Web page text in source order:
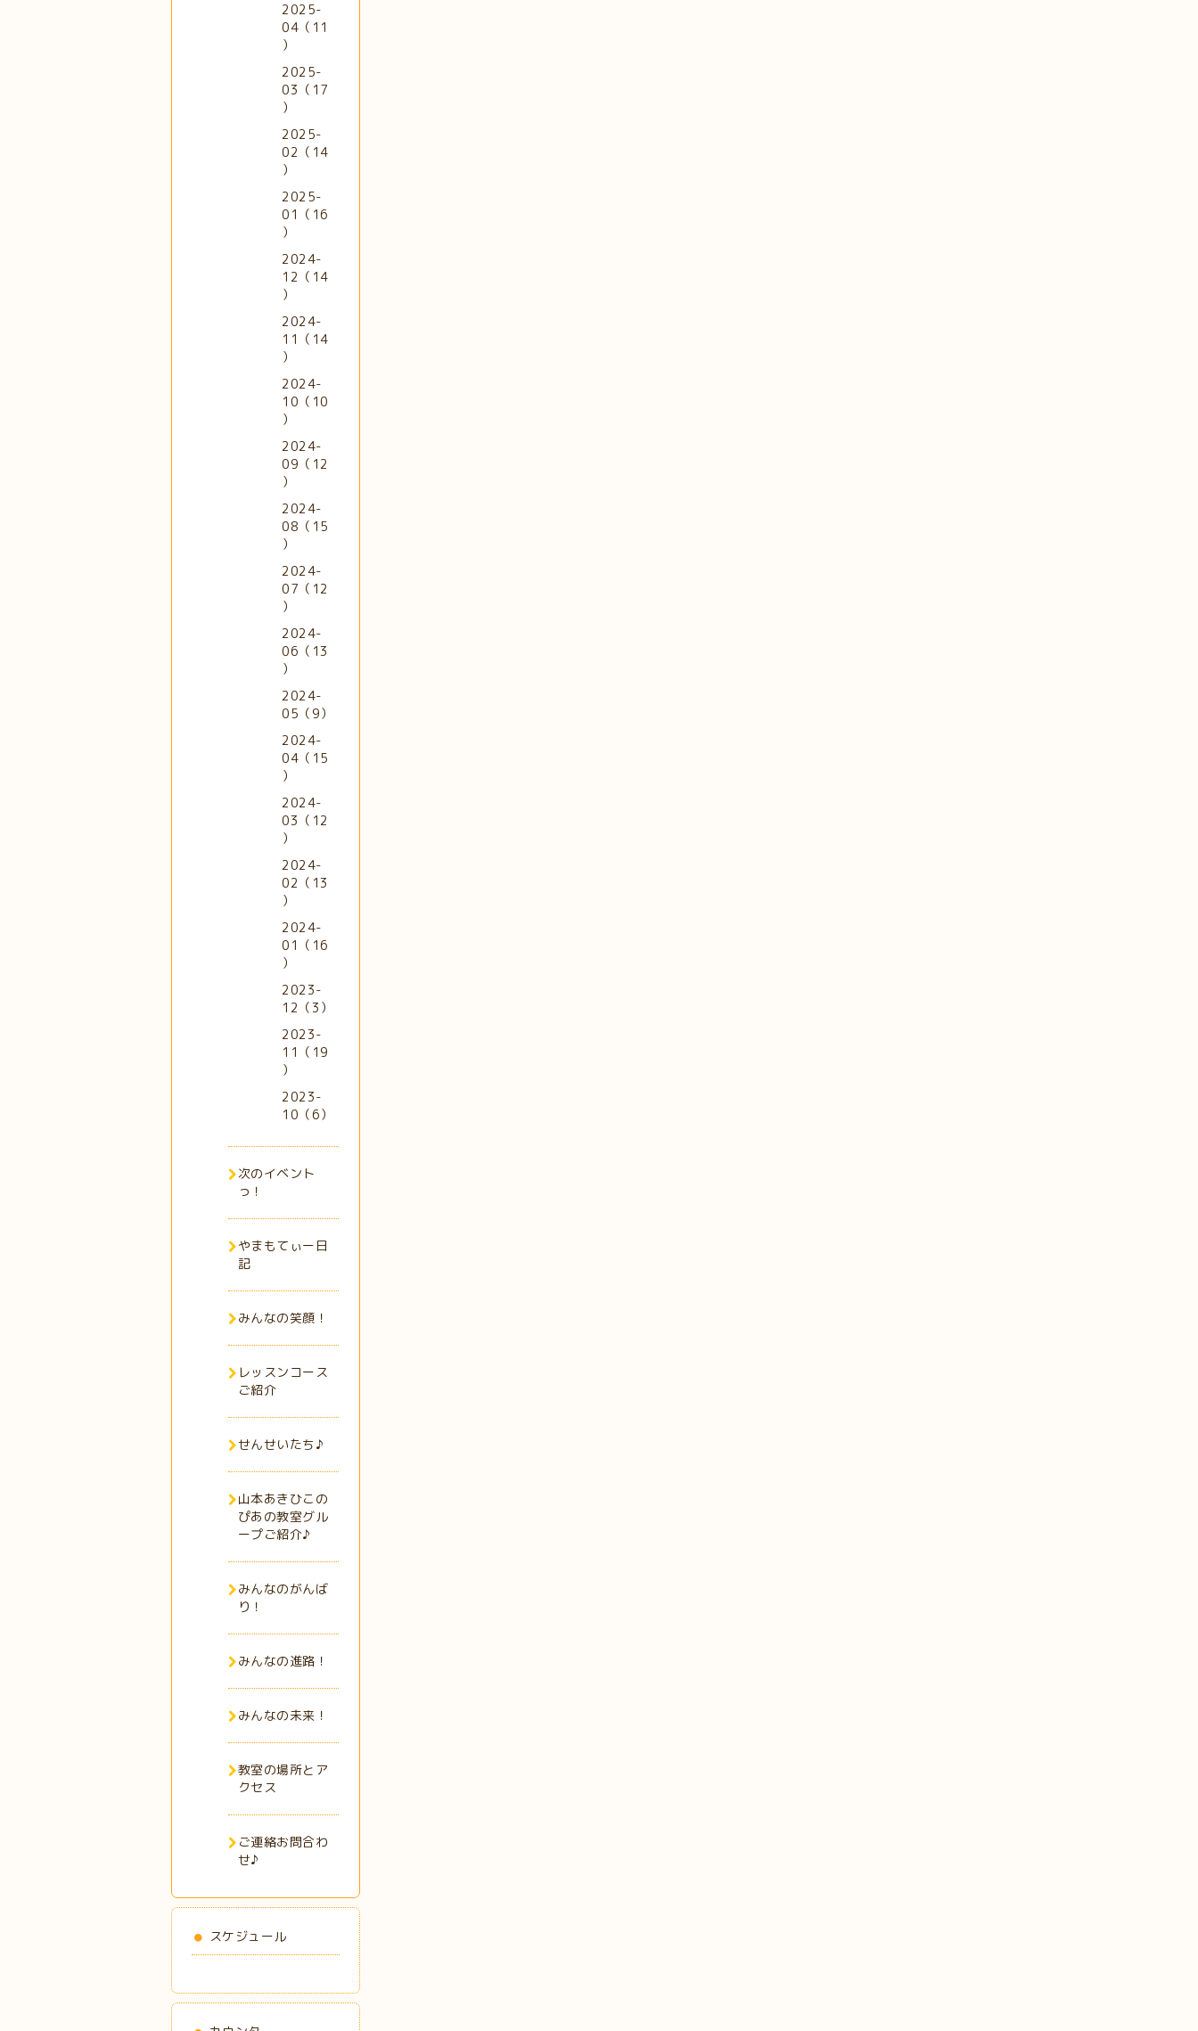
2025-
04（11
）
2025-
03（17
）
2025-
02（14
）
2025-
01（16
）
2024-
12（14
）
2024-
11（14
）
2024-
10（10
）
2024-
09（12
）
2024-
08（15
）
2024-
07（12
）
2024-
06（13
）
2024-
05（9）
2024-
04（15
）
2024-
03（12
）
2024-
02（13
）
2024-
01（16
）
2023-
12（3）
2023-
11（19
）
2023-
10（6）
次のイベント
っ！
やまもてぃー日
記
みんなの笑顔！
レッスンコース
ご紹介
せんせいたち♪
山本あきひこの
ぴあの教室グル
ープご紹介♪
みんなのがんば
り！
みんなの進路！
みんなの未来！
教室の場所とア
クセス
ご連絡お問合わ
せ♪
スケジュール